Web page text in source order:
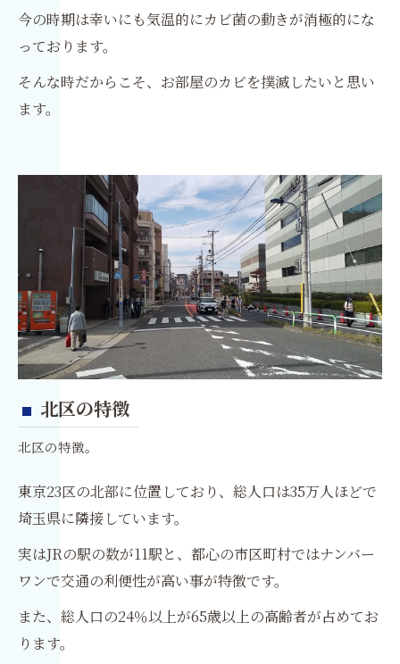
今の時期は幸いにも気温的にカビ菌の動きが消極的にな
っております。
そんな時だからこそ、お部屋のカビを撲滅したいと思い
ます。
北区の特徴
北区の特徴。
東京23区の北部に位置しており、総人口は35万人ほどで
埼玉県に隣接しています。
実はJRの駅の数が11駅と、都心の市区町村ではナンバー
ワンで交通の利便性が高い事が特徴です。
また、総人口の24％以上が65歳以上の高齢者が占めてお
ります。